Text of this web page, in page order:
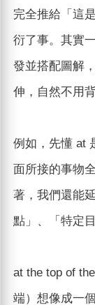
完全推給「這
衍了事。其實
發並搭配圖解
伸，自然不用背
例如，先懂 at
面所接的事物
著，我們還能
點」、「特定
at the top of
端）想像成一